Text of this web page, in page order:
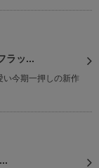
ラッ...
今期一押しの新作